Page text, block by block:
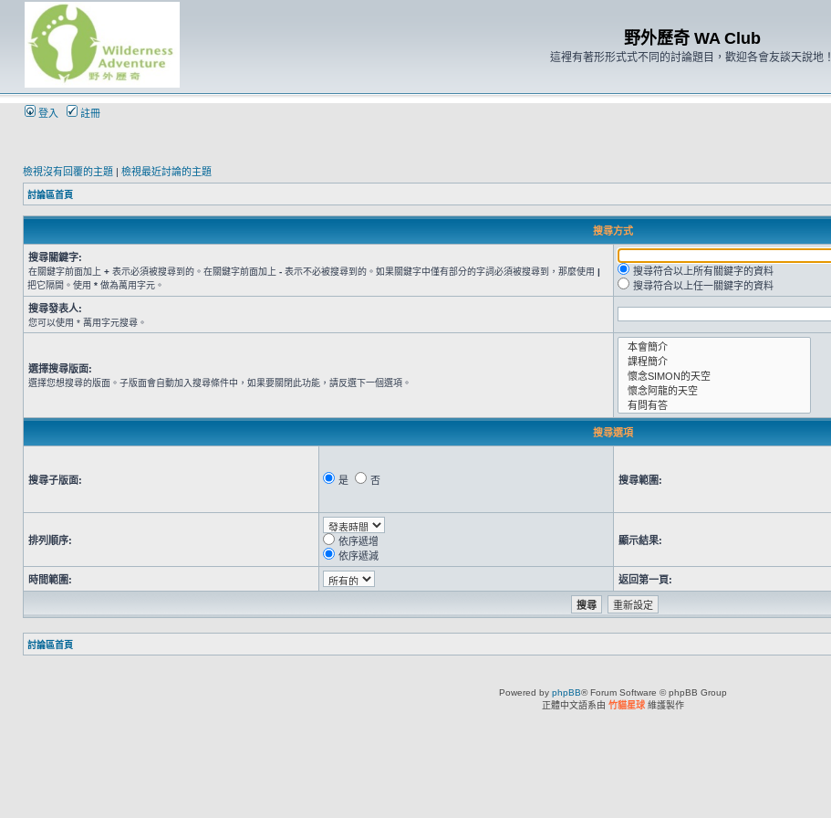
野外歷奇 WA Club
這裡有著形形式式不同的討論題目，歡迎各會友談天說地！
登入 註冊
檢視沒有回覆的主題 | 檢視最近討論的主題
討論區首頁
搜尋方式
搜尋關鍵字:
在關鍵字前面加上 + 表示必須被搜尋到的。在關鍵字前面加上 - 表示不必被搜尋到的。如果關鍵字中僅有部分的字詞必須被搜尋到，那麼使用 |
把它隔開。使用 * 做為萬用字元。
搜尋符合以上所有關鍵字的資料
搜尋符合以上任一關鍵字的資料
搜尋發表人:
您可以使用 * 萬用字元搜尋。
選擇搜尋版面:
選擇您想搜尋的版面。子版面會自動加入搜尋條件中，如果要關閉此功能，請反選下一個選項。
搜尋選項
搜尋子版面: 是 否 搜尋範圍:
排列順序:
依序遞增
依序遞減
顯示結果:
時間範圍: 返回第一頁:
討論區首頁
Powered by phpBB® Forum Software © phpBB Group
正體中文語系由 竹貓星球 維護製作